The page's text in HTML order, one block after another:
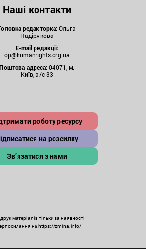
Наші контакти
редакторка:Ольга
Падірякова
E-mail редакції:
op@humanrights.org.ua
Поштова адреса:04071, м.
Київ, а/с 33
роботу ресурсу
на розсилку
Зв’язатися з нами
матеріалів тільки за наявності
на https://zmina.info/